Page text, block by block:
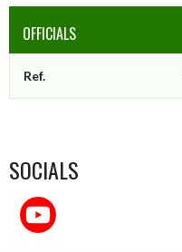
OFFICIALS
Ref.
SOCIALS